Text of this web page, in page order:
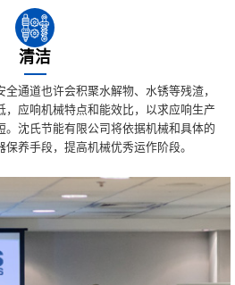
清洁
通道也许会积聚水解物、水锈等残渣，
，应响机械特点和能效比，以求应响生产
。沈氏节能有限公司将依据机械和具体的
养手段，提高机械优秀运作阶段。